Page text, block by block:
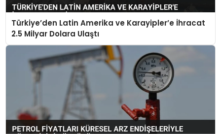
Türkiye’den Latin Amerika ve Karayipler’e İhracat
2.5 Milyar Dolara Ulaştı